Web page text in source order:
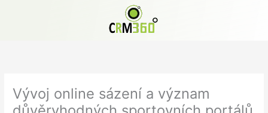
Vývoj online sázení a význam